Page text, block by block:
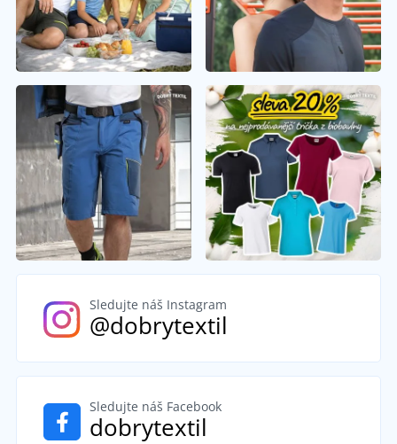
Sledujte náš Instagram
@dobrytextil
Sledujte náš Facebook
dobrytextil